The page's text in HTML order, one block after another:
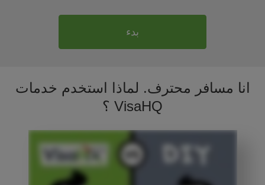
بدء
انا مسافر محترف. لماذا استخدم خدمات
VisaHQ ؟